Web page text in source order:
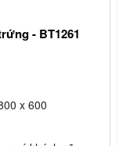
- BT1261
x 600